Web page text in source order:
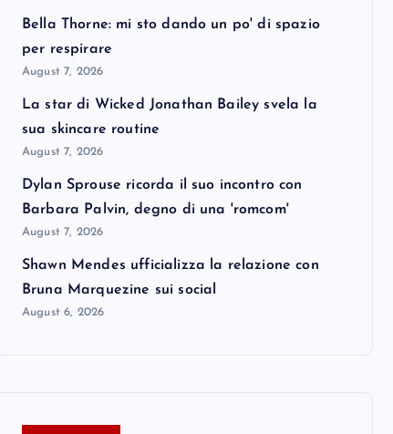
Bella Thorne: mi sto dando un po' di spazio
per respirare
August 7, 2026
La star di Wicked Jonathan Bailey svela la
sua skincare routine
August 7, 2026
Dylan Sprouse ricorda il suo incontro con
Barbara Palvin, degno di una 'romcom'
August 7, 2026
Shawn Mendes ufficializza la relazione con
Bruna Marquezine sui social
August 6, 2026